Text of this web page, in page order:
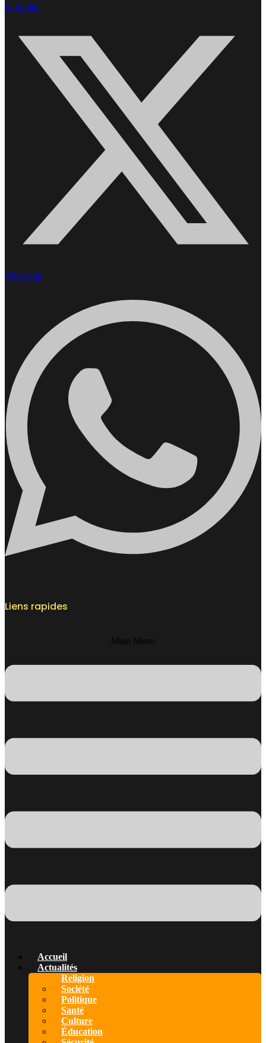
X-twitter
Whatsapp
Liens rapides
Main Menu
Accueil
Actualités
Religion
Société
Politique
Santé
Culture
Éducation